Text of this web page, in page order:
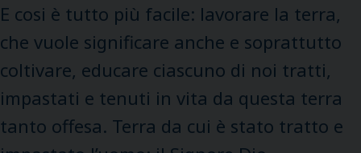
E cosi è tutto più facile: lavorare la terra,
che vuole significare anche e soprattutto
coltivare, educare ciascuno di noi tratti,
impastati e tenuti in vita da questa terra
tanto offesa. Terra da cui è stato tratto e